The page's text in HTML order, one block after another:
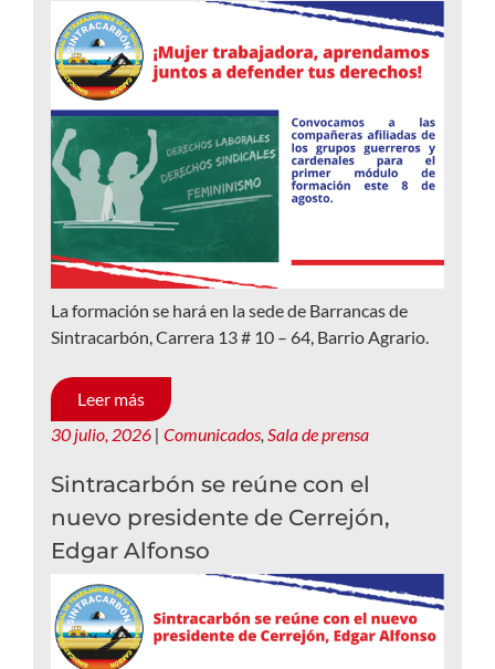
La formación se hará en la sede de Barrancas de
Sintracarbón, Carrera 13 # 10 – 64, Barrio Agrario.
Leer más
30 julio, 2026 | Comunicados, Sala de prensa
Sintracarbón se reúne con el
nuevo presidente de Cerrejón,
Edgar Alfonso